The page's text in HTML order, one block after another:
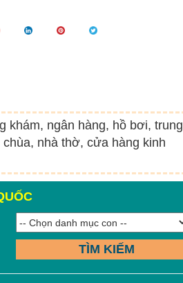
khám, ngân hàng, hồ bơi, trung
nhà thờ, cửa hàng kinh
TÌM KIẾM